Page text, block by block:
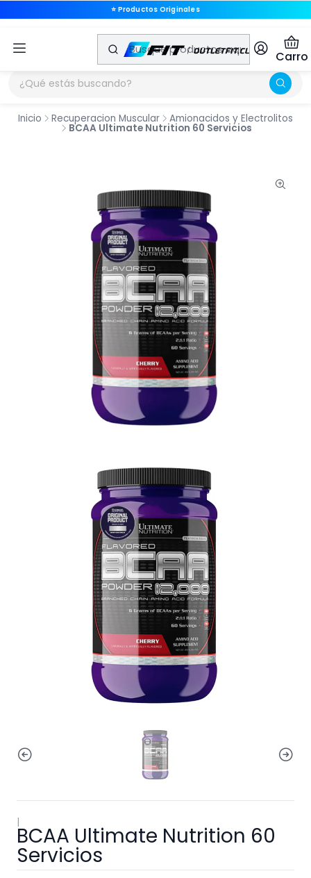
⭐ Productos Originales
Carro
Inicio Recuperacion Muscular Amionacidos y Electrolitos
BCAA Ultimate Nutrition 60 Servicios
|
BCAA Ultimate Nutrition 60
Servicios
⭐ Productos Originales